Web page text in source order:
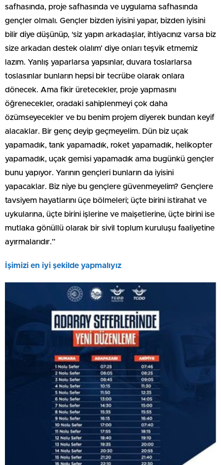
safhasında, proje safhasında ve uygulama safhasında
gençler olmalı. Gençler bizden iyisini yapar, bizden iyisini
bilir diye düşünüp, ‘siz yapın arkadaşlar, ihtiyacınız varsa biz
size arkadan destek olalım’ diye onları teşvik etmemiz
lazım. Yanlış yaparlarsa yapsınlar, duvara toslarlarsa
toslasınlar bunların hepsi bir tecrübe olarak onlara
dönecek. Ama fikir üretecekler, proje yapmasını
öğrenecekler, oradaki sahiplenmeyi çok daha
özümseyecekler ve bu benim projem diyerek bundan keyif
alacaklar. Bir genç deyip geçmeyelim. Dün biz uçak
yapamadık, tank yapamadık, roket yapamadık, helikopter
yapamadık, uçak gemisi yapamadık ama bugünkü gençler
bunu yapıyor. Yarının gençleri bunların da iyisini
yapacaklar. Biz niye bu gençlere güvenmeyelim? Gençlere
tavsiyem hayatlarını üçe bölmeleri; üçte birini istirahat ve
uykularına, üçte birini işlerine ve maişetlerine, üçte birini ise
mutlaka gönüllü olarak bir sivil toplum kuruluşu faaliyetine
ayırmalarıdır.”
İşimizi en iyi şekilde yapmalıyız